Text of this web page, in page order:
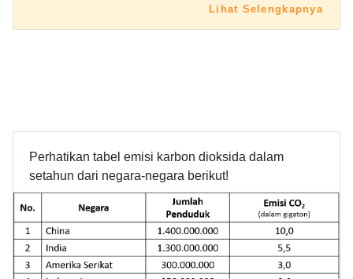
Lihat Selengkapnya
Perhatikan tabel emisi karbon dioksida dalam
setahun dari negara-negara berikut!